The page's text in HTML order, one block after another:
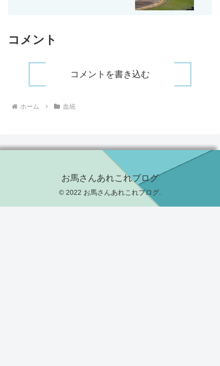
コメント
コメントを書き込む
ホーム 血統
お馬さんあれこれブログ
© 2022 お馬さんあれこれブログ.